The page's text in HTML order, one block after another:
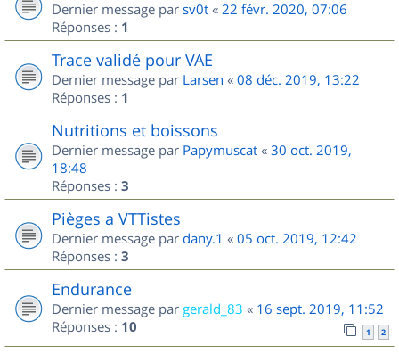
Dernier message par sv0t « 22 févr. 2020, 07:06
Réponses : 1
Trace validé pour VAE
Dernier message par Larsen « 08 déc. 2019, 13:22
Réponses : 1
Nutritions et boissons
Dernier message par Papymuscat « 30 oct. 2019,
18:48
Réponses : 3
Pièges a VTTistes
Dernier message par dany.1 « 05 oct. 2019, 12:42
Réponses : 3
Endurance
Dernier message par gerald_83 « 16 sept. 2019, 11:52
Réponses : 10 1 2